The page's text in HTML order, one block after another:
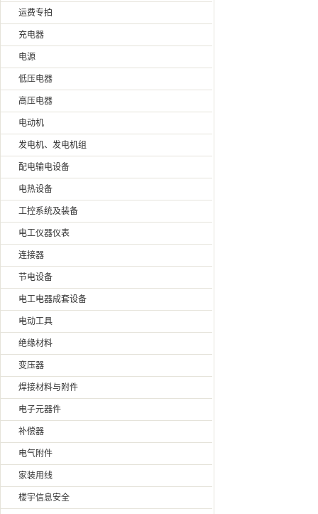
运费专拍
充电器
电源
低压电器
高压电器
电动机
发电机、发电机组
配电输电设备
电热设备
工控系统及装备
电工仪器仪表
连接器
节电设备
电工电器成套设备
电动工具
绝缘材料
变压器
焊接材料与附件
电子元器件
补偿器
电气附件
家装用线
楼宇信息安全